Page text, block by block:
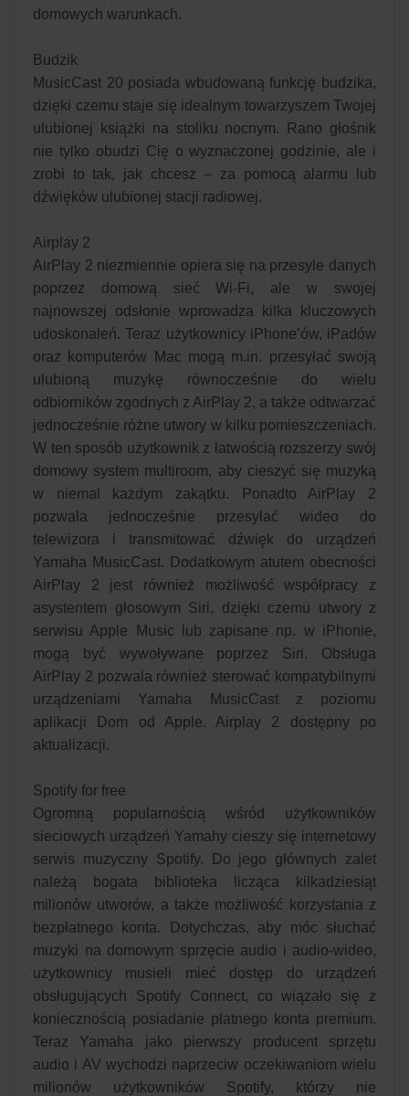
domowych warunkach.
Budzik
MusicCast 20 posiada wbudowaną funkcję budzika,
dzięki czemu staje się idealnym towarzyszem Twojej
ulubionej książki na stoliku nocnym. Rano głośnik
nie tylko obudzi Cię o wyznaczonej godzinie, ale i
zrobi to tak, jak chcesz – za pomocą alarmu lub
dźwięków ulubionej stacji radiowej.
Airplay 2
AirPlay 2 niezmiennie opiera się na przesyle danych
poprzez domową sieć Wi-Fi, ale w swojej
najnowszej odsłonie wprowadza kilka kluczowych
udoskonaleń. Teraz użytkownicy iPhone’ów, iPadów
oraz komputerów Mac mogą m.in. przesyłać swoją
ulubioną muzykę równocześnie do wielu
odbiorników zgodnych z AirPlay 2, a także odtwarzać
jednocześnie różne utwory w kilku pomieszczeniach.
W ten sposób użytkownik z łatwością rozszerzy swój
domowy system multiroom, aby cieszyć się muzyką
w niemal każdym zakątku. Ponadto AirPlay 2
pozwala jednocześnie przesyłać wideo do
telewizora i transmitować dźwięk do urządzeń
Yamaha MusicCast. Dodatkowym atutem obecności
AirPlay 2 jest również możliwość współpracy z
asystentem głosowym Siri, dzięki czemu utwory z
serwisu Apple Music lub zapisane np. w iPhonie,
mogą być wywoływane poprzez Siri. Obsługa
AirPlay 2 pozwala również sterować kompatybilnymi
urządzeniami Yamaha MusicCast z poziomu
aplikacji Dom od Apple. Airplay 2 dostępny po
aktualizacji.
Spotify for free
Ogromną popularnością wśród użytkowników
sieciowych urządzeń Yamahy cieszy się internetowy
serwis muzyczny Spotify. Do jego głównych zalet
należą bogata biblioteka licząca kilkadziesiąt
milionów utworów, a także możliwość korzystania z
bezpłatnego konta. Dotychczas, aby móc słuchać
muzyki na domowym sprzęcie audio i audio-wideo,
użytkownicy musieli mieć dostęp do urządzeń
obsługujących Spotify Connect, co wiązało się z
koniecznością posiadanie płatnego konta premium.
Teraz Yamaha jako pierwszy producent sprzętu
audio i AV wychodzi naprzeciw oczekiwaniom wielu
milionów użytkowników Spotify, którzy nie